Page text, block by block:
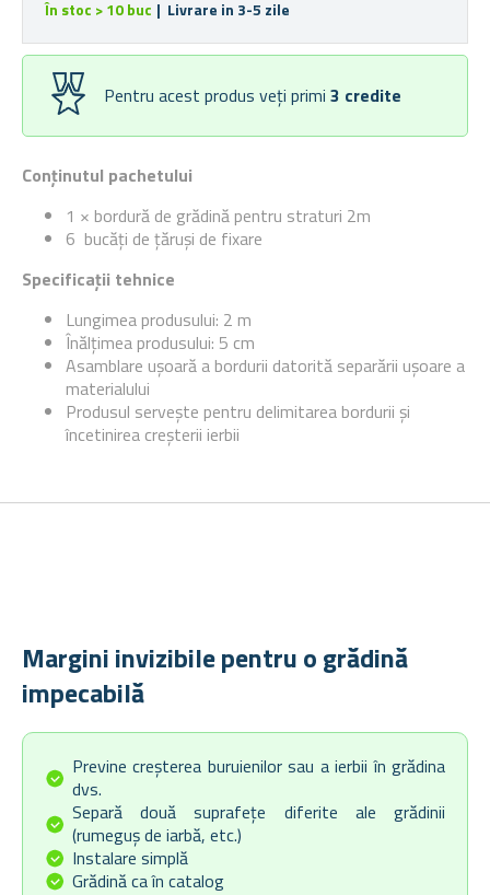
Conținutul pachetului
1 × bordură de grădină pentru straturi 2m
6 bucăți de țăruși de fixare
Specificații tehnice
Lungimea produsului: 2 m
Înălțimea produsului: 5 cm
Asamblare ușoară a bordurii datorită separării ușoare a
materialului
Produsul servește pentru delimitarea bordurii și
încetinirea creșterii ierbii
În stoc > 10 buc | Livrare in 3-5 zile
Pentru acest produs veți primi 3 credite
Margini invizibile pentru o grădină
impecabilă
Previne creșterea buruienilor sau a ierbii în grădina
dvs.
Separă două suprafețe diferite ale grădinii
(rumeguș de iarbă, etc.)
Instalare simplă
Grădină ca în catalog